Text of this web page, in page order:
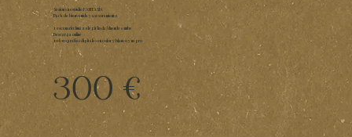
Sesion en estudio F ANTASÍA
Pack de bienvenida y asesoramiento
1 escenario: luna a elegir hada/duende o nube
Descarga online
10 fotografías digitales en color y blanco y negro
300 €